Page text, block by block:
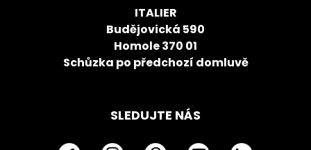
ITALIER
Budějovická 590
Homole 370 01
Schůzka po předchozí domluvě
SLEDUJTE NÁS